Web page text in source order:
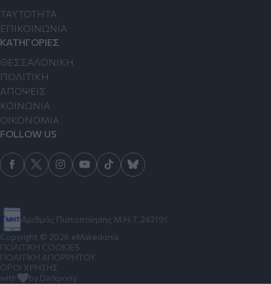
Αριθμός Πιστοποίησης Μ.Η.Τ.242191
TAYTOTHTA
ΕΠΙΚΟΙΝΩΝΙΑ
ΚΑΤΗΓΟΡΙΕΣ
ΘΕΣΣΑΛΟΝΙΚΗ
ΠΟΛΙΤΙΚΗ
ΑΠΟΨΕΙΣ
ΚΟΙΝΩΝΙΑ
ΟΙΚΟΝΟΜΙΑ
FOLLOW US
Copyright © 2026 eMakedonia
ΠΟΛΙΤΙΚΗ COOKIES
ΠΟΛΙΤΙΚΗ ΑΠΟΡΡΗΤΟΥ
ΟΡΟΙ ΧΡΗΣΗΣ
with
by Darkpony